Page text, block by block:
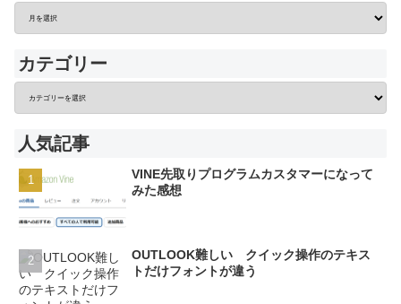
カテゴリー
人気記事
VINE先取りプログラムカスタマーになって
みた感想
OUTLOOK難しい クイック操作のテキス
トだけフォントが違う